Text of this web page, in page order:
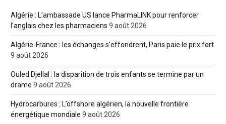
Algérie : L’ambassade US lance PharmaLINK pour renforcer
l’anglais chez les pharmaciens 9 août 2026
Algérie-France : les échanges s’effondrent, Paris paie le prix fort
9 août 2026
Ouled Djellal : la disparition de trois enfants se termine par un
drame 9 août 2026
Hydrocarbures : L’offshore algérien, la nouvelle frontière
énergétique mondiale 9 août 2026